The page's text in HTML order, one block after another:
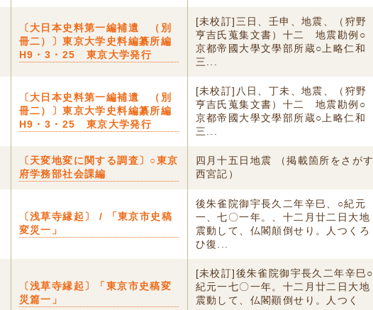
〔大日本史料第一編補遺 （別
冊二）〕東京大学史料編纂所編
H9・3・25 東京大学発行
[未校訂]三日、壬申、地震、（狩野
亨吉氏蒐集文書）十二 地震勘例○
京都帝國大學文學部所蔵○上略仁和
三...
〔大日本史料第一編補遺 （別
冊二）〕東京大学史料編纂所編
H9・3・25 東京大学発行
[未校訂]八日、丁未、地震、（狩野
亨吉氏蒐集文書）十二 地震勘例○
京都帝國大學文學部所蔵○上略仁和
三...
〔天変地変に関する調査〕○東京
府学務部社会課編
四月十五日地震 （掲載箇所をさがす
西宮記）
〔浅草寺縁起〕 / 「東京市史稿
変災一」
後朱雀院御宇長久二年辛巳、○紀元
一、七〇一年。、十二月廿二日大地
震動して、仏閣顛倒せり。人つくろ
ひ復...
〔浅草寺縁起〕「東京市史稿変
災篇一」
[未校訂]後朱雀院御宇長久二年辛巳○
紀元一七〇一年。十二月廿二日大地
震動して、仏閣顚倒せり。人つく